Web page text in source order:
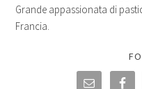
Grande appassionata di
Francia.